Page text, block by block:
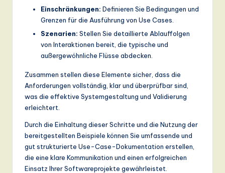
Einschränkungen: Definieren Sie Bedingungen und
Grenzen für die Ausführung von Use Cases.
Szenarien: Stellen Sie detaillierte Ablauffolgen
von Interaktionen bereit, die typische und
außergewöhnliche Flüsse abdecken.
Zusammen stellen diese Elemente sicher, dass die
Anforderungen vollständig, klar und überprüfbar sind,
was die effektive Systemgestaltung und Validierung
erleichtert.
Durch die Einhaltung dieser Schritte und die Nutzung der
bereitgestellten Beispiele können Sie umfassende und
gut strukturierte Use-Case-Dokumentation erstellen,
die eine klare Kommunikation und einen erfolgreichen
Einsatz Ihrer Softwareprojekte gewährleistet.